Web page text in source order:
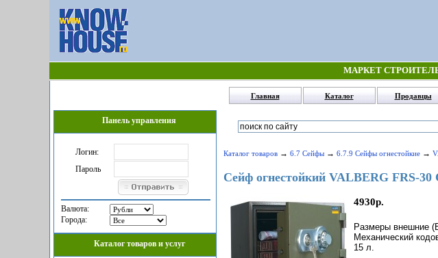
МАРКЕТ
Главная Каталог Продавцы
Панель управления
Логин:
Пароль
Валюта:
Города:
Каталог товаров и услуг
Каталог товаров → 6.7 Сейфы → 6.7.9 Сейфы огнестойкие →
Сейф огнестойкий VALBERG FRS-30
4930р.
Размеры внешние
Механический
15 л.